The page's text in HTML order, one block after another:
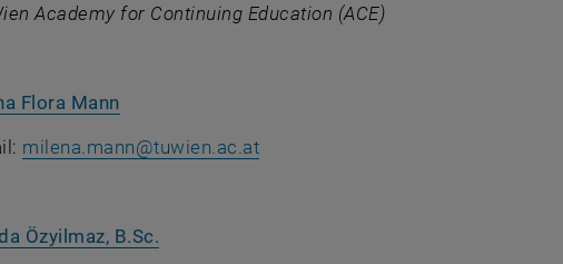
Academy for Continuing Education (ACE)
Flora Mann
milena.mann@tuwien.ac.at
Özyilmaz, B.Sc.